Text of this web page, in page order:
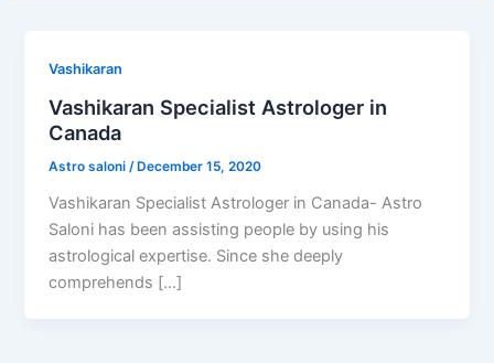
Vashikaran
Vashikaran Specialist Astrologer in
Canada
Astro saloni /December 15, 2020
Vashikaran Specialist Astrologer in Canada- Astro
Saloni has been assisting people by using his
astrological expertise. Since she deeply
comprehends […]